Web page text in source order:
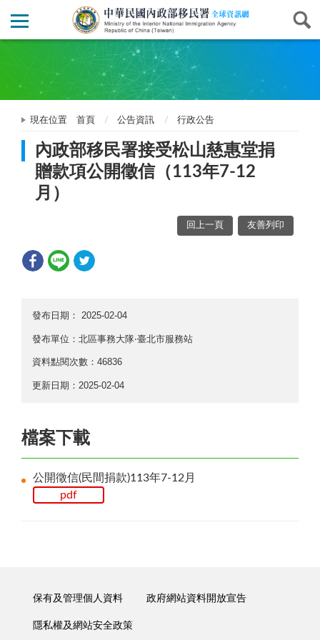
現在位置 首頁 公告資訊 行政公告
內政部移民署接受松山慈惠堂捐
贈款項公開徵信（113年7-12
月）
回上一頁 友善列印
發布日期： 2025-02-04
發布單位：北區事務大隊‧臺北市服務站
資料點閱次數：46836
更新日期：2025-02-04
檔案下載
公開徵信(民間捐款)113年7-12月
pdf
保有及管理個人資料 政府網站資料開放宣告
隱私權及網站安全政策